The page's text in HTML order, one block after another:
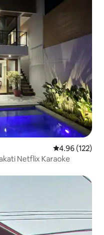
Calificación
4.96 (122)
Netflix Karaoke